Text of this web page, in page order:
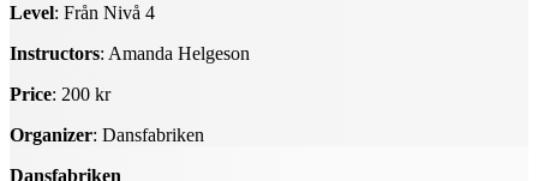
Level: Från Nivå 4
Instructors: Amanda Helgeson
Price: 200 kr
Organizer: Dansfabriken
Dansfabriken